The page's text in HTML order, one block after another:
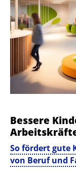
Bessere
So fördert gute
von Beruf und